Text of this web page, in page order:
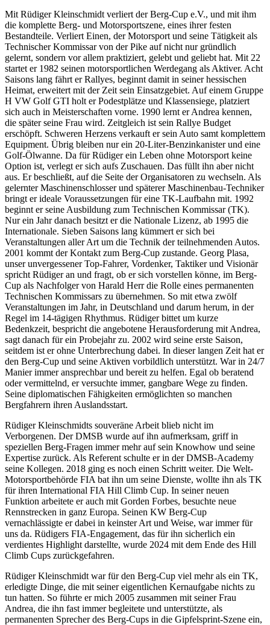
Mit Rüdiger Kleinschmidt verliert der Berg-Cup e.V., und mit ihm
die komplette Berg- und Motorsportszene, eines ihrer festen
Bestandteile. Verliert Einen, der Motorsport und seine Tätigkeit als
Technischer Kommissar von der Pike auf nicht nur gründlich
gelernt, sondern vor allem praktiziert, gelebt und geliebt hat. Mit 22
startet er 1982 seinen motorsportlichen Werdegang als Aktiver. Acht
Saisons lang fährt er Rallyes, beginnt damit in seiner hessischen
Heimat, erweitert mit der Zeit sein Einsatzgebiet. Auf einem Gruppe
H VW Golf GTI holt er Podestplätze und Klassensiege, platziert
sich auch in Meisterschaften vorne. 1990 lernt er Andrea kennen,
die später seine Frau wird. Zeitgleich ist sein Rallye Budget
erschöpft. Schweren Herzens verkauft er sein Auto samt komplettem
Equipment. Übrig bleiben nur ein 20-Liter-Benzinkanister und eine
Golf-Ölwanne. Da für Rüdiger ein Leben ohne Motorsport keine
Option ist, verlegt er sich aufs Zuschauen. Das füllt ihn aber nicht
aus. Er beschließt, auf die Seite der Organisatoren zu wechseln. Als
gelernter Maschinenschlosser und späterer Maschinenbau-Techniker
bringt er ideale Voraussetzungen für eine TK-Laufbahn mit. 1992
beginnt er seine Ausbildung zum Technischen Kommissar (TK).
Nur ein Jahr danach besitzt er die Nationale Lizenz, ab 1995 die
Internationale. Sieben Saisons lang kümmert er sich bei
Veranstaltungen aller Art um die Technik der teilnehmenden Autos.
2001 kommt der Kontakt zum Berg-Cup zustande. Georg Plasa,
unser unvergessener Top-Fahrer, Vordenker, Taktiker und Visionär
spricht Rüdiger an und fragt, ob er sich vorstellen könne, im Berg-
Cup als Nachfolger von Harald Herr die Rolle eines permanenten
Technischen Kommissars zu übernehmen. So mit etwa zwölf
Veranstaltungen im Jahr, in Deutschland und darum herum, in der
Regel im 14-tägigen Rhythmus. Rüdiger bittet um kurze
Bedenkzeit, bespricht die angebotene Herausforderung mit Andrea,
sagt danach für ein Probejahr zu. 2002 wird seine erste Saison,
seitdem ist er ohne Unterbrechung dabei. In dieser langen Zeit hat er
den Berg-Cup und seine Aktiven vorbildlich unterstützt. War in 24/7
Manier immer ansprechbar und bereit zu helfen. Egal ob beratend
oder vermittelnd, er versuchte immer, gangbare Wege zu finden.
Seine diplomatischen Fähigkeiten ermöglichten so manchen
Bergfahrern ihren Auslandsstart.
Rüdiger Kleinschmidts souveräne Arbeit blieb nicht im
Verborgenen. Der DMSB wurde auf ihn aufmerksam, griff in
speziellen Berg-Fragen immer mehr auf sein Knowhow und seine
Expertise zurück. Als Referent schulte er in der DMSB-Academy
seine Kollegen. 2018 ging es noch einen Schritt weiter. Die Welt-
Motorsportbehörde FIA bat ihn um seine Dienste, wollte ihn als TK
für ihren International FIA Hill Climb Cup. In seiner neuen
Funktion arbeitete er auch mit Gorden Forbes, besuchte neue
Rennstrecken in ganz Europa. Seinen KW Berg-Cup
vernachlässigte er dabei in keinster Art und Weise, war immer für
uns da. Rüdigers FIA-Engagement, das für ihn sicherlich ein
verdientes Highlight darstellte, wurde 2024 mit dem Ende des Hill
Climb Cups zurückgefahren.
Rüdiger Kleinschmidt war für den Berg-Cup viel mehr als ein TK,
erledigte Dinge, die mit seiner eigentlichen Kernaufgabe nichts zu
tun hatten. So führte er mich 2005 zusammen mit seiner Frau
Andrea, die ihn fast immer begleitete und unterstützte, als
permanenten Sprecher des Berg-Cups in die Gipfelsprint-Szene ein,